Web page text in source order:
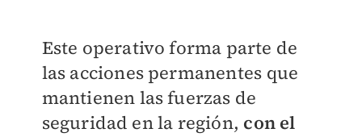
Este operativo forma parte de
las acciones permanentes que
mantienen las fuerzas de
seguridad en la región, con el